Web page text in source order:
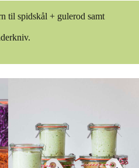
til spidskål + gulerod samt